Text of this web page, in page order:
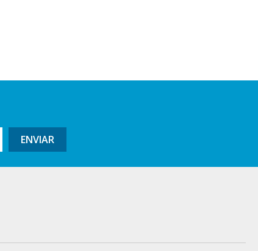
ENVIAR